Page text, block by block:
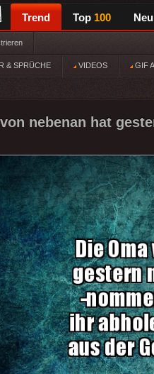
Trend Top 100 Neu
& SPRÜCHE VIDEOS GIF
nebenan hat